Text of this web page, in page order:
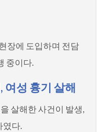
장에 도입하며 전담
중이다.
여성 흉기 살해
살해한 사건이 발생,
였다.